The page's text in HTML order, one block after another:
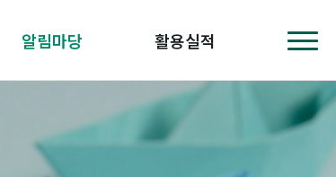
알림마당 활용실적